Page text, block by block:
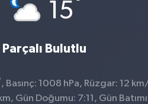
15
Parçalı Bulutlu
, Basınç: 1008 hPa, Rüzgar: 12
Gün Doğumu: 7:11, Gün